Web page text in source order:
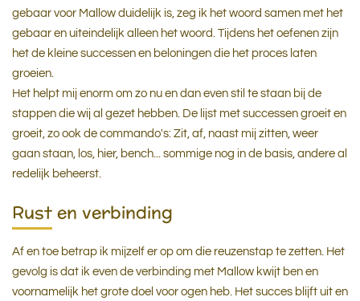
gebaar voor Mallow duidelijk is, zeg ik het woord samen met het
gebaar en uiteindelijk alleen het woord. Tijdens het oefenen zijn
het de kleine successen en beloningen die het proces laten
groeien.
Het helpt mij enorm om zo nu en dan even stil te staan bij de
stappen die wij al gezet hebben. De lijst met successen groeit en
groeit, zo ook de commando's: Zit, af, naast mij zitten, weer
gaan staan, los, hier, bench... sommige nog in de basis, andere al
redelijk beheerst.
Rust en verbinding
Af en toe betrap ik mijzelf er op om die reuzenstap te zetten. Het
gevolg is dat ik even de verbinding met Mallow kwijt ben en
voornamelijk het grote doel voor ogen heb. Het succes blijft uit en